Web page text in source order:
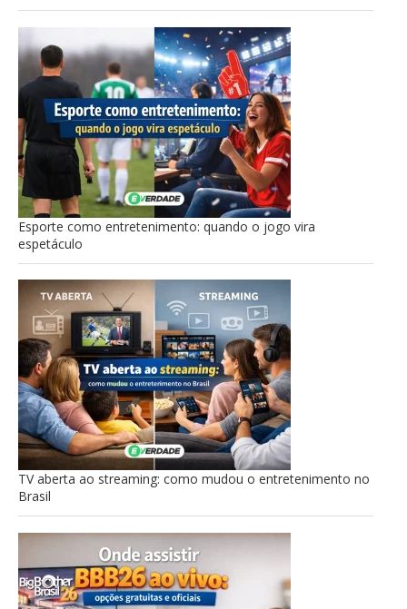
Esporte como entretenimento: quando o jogo vira
espetáculo
TV aberta ao streaming: como mudou o entretenimento no
Brasil